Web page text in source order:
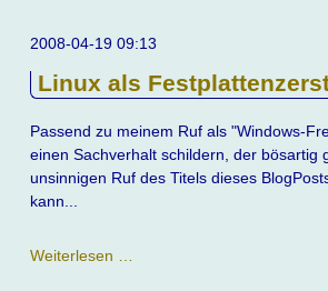
2008-04-19 09:13
Linux als
Passend zu meinem Ruf als "Windows-
einen Sachverhalt schildern, der bösartig
unsinnigen Ruf des Titels dieses
kann...
Weiterlesen …